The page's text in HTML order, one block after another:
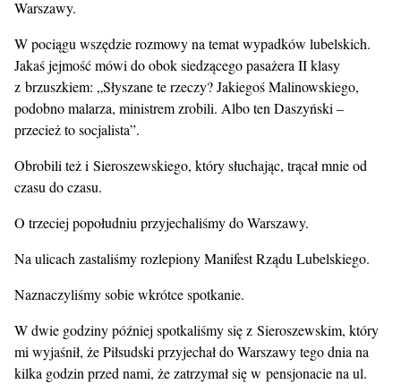
Warszawy.
W pociągu wszędzie rozmowy na temat wypadków lubelskich.
Jakaś jejmość mówi do obok siedzącego pasażera II klasy
z brzuszkiem: „Słyszane te rzeczy? Jakiegoś Malinowskiego,
podobno malarza, ministrem zrobili. Albo ten Daszyński –
przecież to socjalista”.
Obrobili też i Sieroszewskiego, który słuchając, trącał mnie od
czasu do czasu.
O trzeciej popołudniu przyjechaliśmy do Warszawy.
Na ulicach zastaliśmy rozlepiony Manifest Rządu Lubelskiego.
Naznaczyliśmy sobie wkrótce spotkanie.
W dwie godziny później spotkaliśmy się z Sieroszewskim, który
mi wyjaśnił, że Piłsudski przyjechał do Warszawy tego dnia na
kilka godzin przed nami, że zatrzymał się w pensjonacie na ul.